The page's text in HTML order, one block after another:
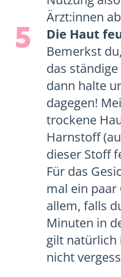
Ärzt:innen
5
Die Haut
Bemerkst
das
dann halte
dagegen!
trockene
Harnstoff
dieser Stoff
Für das
mal ein paar
allem, falls
Minuten in
gilt natürlich
nicht